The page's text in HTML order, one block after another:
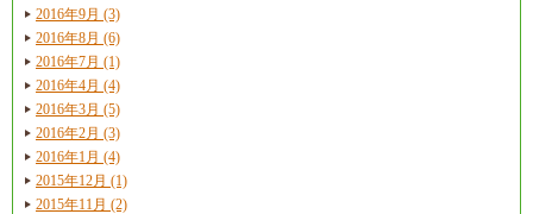
2016年9月 (3)
2016年8月 (6)
2016年7月 (1)
2016年4月 (4)
2016年3月 (5)
2016年2月 (3)
2016年1月 (4)
2015年12月 (1)
2015年11月 (2)